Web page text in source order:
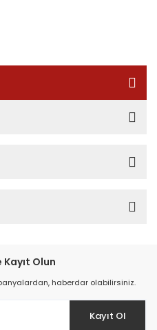
Olun
haberdar olabilirsiniz.
Kayıt Ol